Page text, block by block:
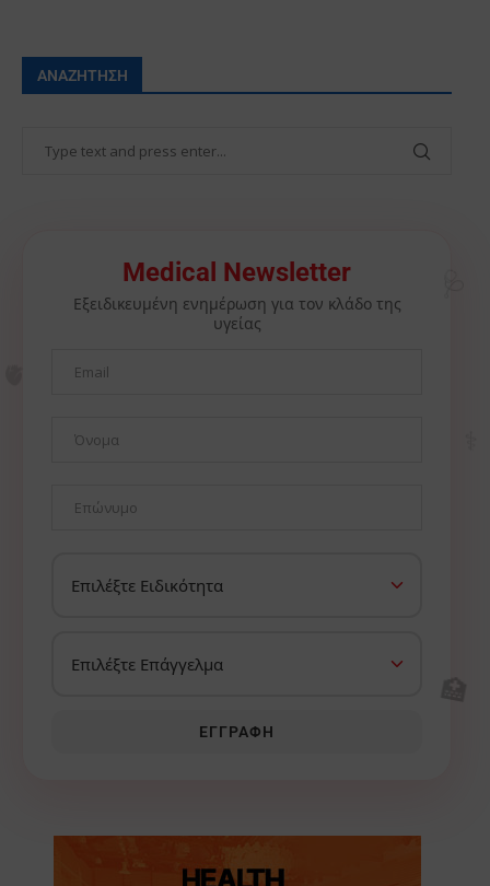
ΑΝΑΖΉΤΗΣΗ
Medical Newsletter
Εξειδικευμένη ενημέρωση για τον κλάδο της
υγείας
ΕΓΓΡΑΦΉ